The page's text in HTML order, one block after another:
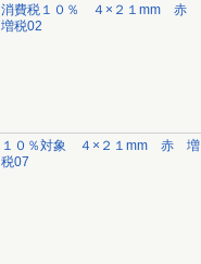
消費税１０％ ４×２１mm 赤
増税02
１０％対象 ４×２１mm 赤 増
税07